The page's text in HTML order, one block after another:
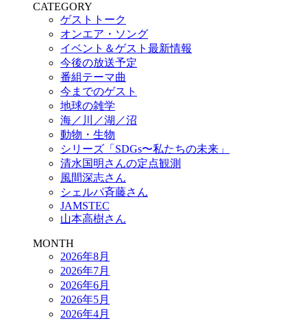
CATEGORY
ゲストトーク
オンエア・ソング
イベント＆ゲスト最新情報
今後の放送予定
番組テーマ曲
今までのゲスト
地球の雑学
海／川／湖／沼
動物・生物
シリーズ「SDGs〜私たちの未来」
清水国明さんの定点観測
風間深志さん
シェルパ斉藤さん
JAMSTEC
山本高樹さん
MONTH
2026年8月
2026年7月
2026年6月
2026年5月
2026年4月